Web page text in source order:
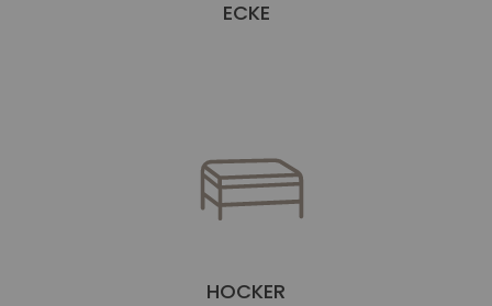
ECKE
HOCKER